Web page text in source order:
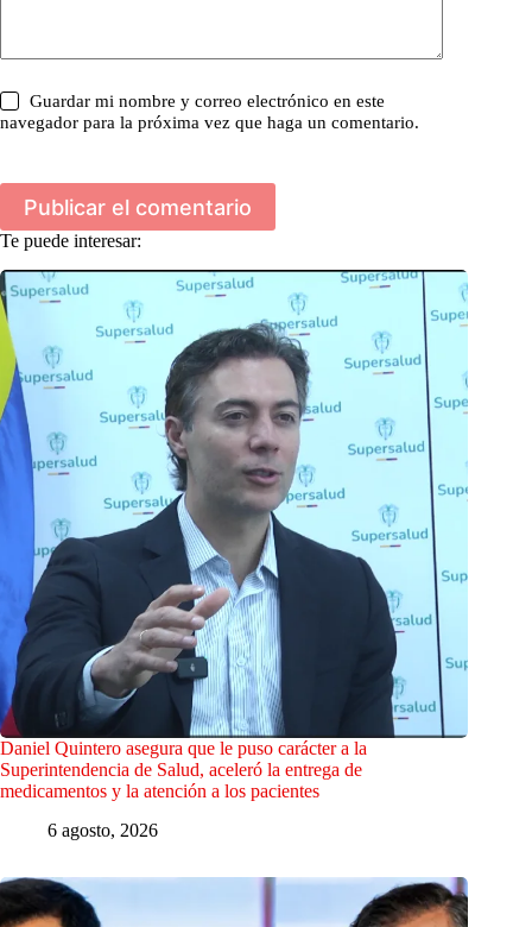
Guardar mi nombre y correo electrónico en este
navegador para la próxima vez que haga un comentario.
Publicar el comentario
Te puede interesar:
Daniel Quintero asegura que le puso carácter a la
Superintendencia de Salud, aceleró la entrega de
medicamentos y la atención a los pacientes
6 agosto, 2026